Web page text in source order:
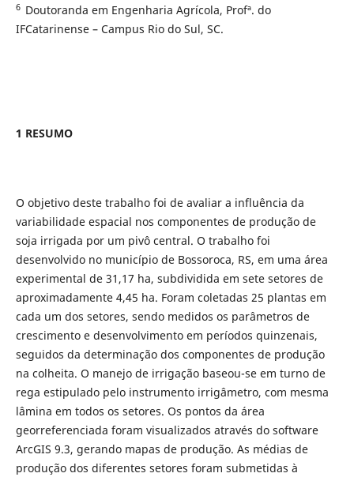
6 Doutoranda em Engenharia Agrícola, Profª. do
IFCatarinense – Campus Rio do Sul, SC.
1 RESUMO
O objetivo deste trabalho foi de avaliar a influência da
variabilidade espacial nos componentes de produção de
soja irrigada por um pivô central. O trabalho foi
desenvolvido no município de Bossoroca, RS, em uma área
experimental de 31,17 ha, subdividida em sete setores de
aproximadamente 4,45 ha. Foram coletadas 25 plantas em
cada um dos setores, sendo medidos os parâmetros de
crescimento e desenvolvimento em períodos quinzenais,
seguidos da determinação dos componentes de produção
na colheita. O manejo de irrigação baseou-se em turno de
rega estipulado pelo instrumento irrigâmetro, com mesma
lâmina em todos os setores. Os pontos da área
georreferenciada foram visualizados através do software
ArcGIS 9.3, gerando mapas de produção. As médias de
produção dos diferentes setores foram submetidas à